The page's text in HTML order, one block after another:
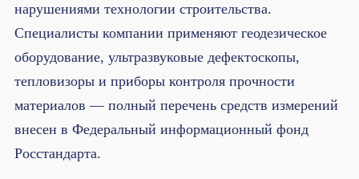
нарушениями технологии строительства.
Специалисты компании применяют геодезическое
оборудование, ультразвуковые дефектоскопы,
тепловизоры и приборы контроля прочности
материалов — полный перечень средств измерений
внесен в Федеральный информационный фонд
Росстандарта.